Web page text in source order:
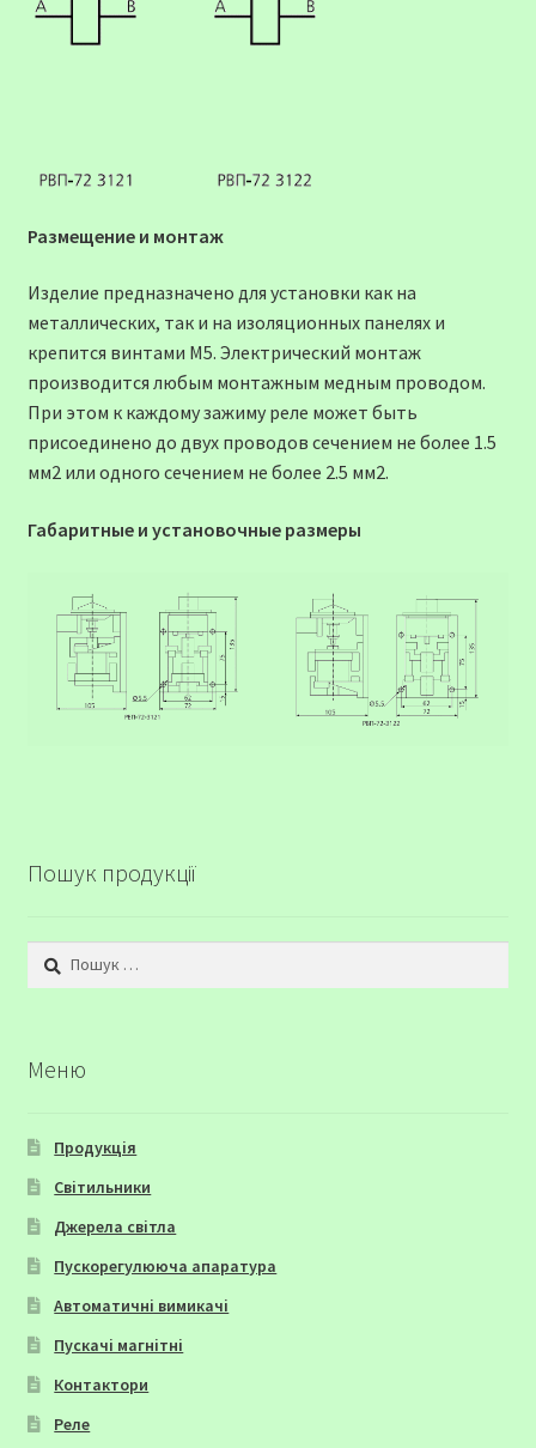
Размещение и монтаж
Изделие предназначено для установки как на
металлических, так и на изоляционных панелях и
крепится винтами М5. Электрический монтаж
производится любым монтажным медным проводом.
При этом к каждому зажиму реле может быть
присоединено до двух проводов сечением не более 1.5
мм2 или одного сечением не более 2.5 мм2.
Габаритные и установочные размеры
Пошук продукції
Пошук:
Меню
Продукція
Світильники
Джерела світла
Пускорегулююча апаратура
Автоматичні вимикачі
Пускачі магнітні
Контактори
Реле